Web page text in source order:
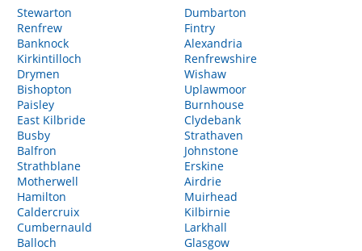
Stewarton
Renfrew
Banknock
Kirkintilloch
Drymen
Bishopton
Paisley
East Kilbride
Busby
Balfron
Strathblane
Motherwell
Hamilton
Caldercruix
Cumbernauld
Balloch
Dumbarton
Fintry
Alexandria
Renfrewshire
Wishaw
Uplawmoor
Burnhouse
Clydebank
Strathaven
Johnstone
Erskine
Airdrie
Muirhead
Kilbirnie
Larkhall
Glasgow